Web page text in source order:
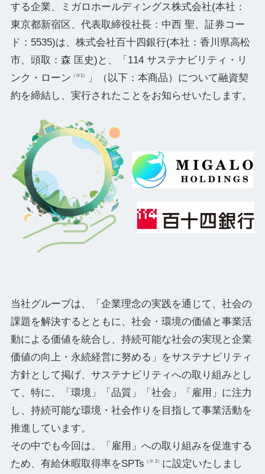
する企業、ミガロホールディングス株式会社(本社：
東京都新宿区、代表取締役社⻑：中⻄ 聖、証券コー
ド：5535)は、株式会社百十四銀行(本社：香川県高松
市、頭取：森 匡史)と、「114 サステナビリティ・リ
ンク・ローン （※1）
」（以下：本商品）について融資契
約を締結し、実行されたことをお知らせいたします。
当社グループは、「企業理念の実践を通じて、社会の
課題を解決するとともに、社会・環境の価値と事業活
動による価値を統合し、持続可能な社会の実現と企業
価値の向上・永続経営に努める」をサステナビリティ
方針として掲げ、サステナビリティへの取り組みとし
て、特に、「環境」「品質」「社会」「雇用」に注力
し、持続可能な環境・社会作りを目指して事業活動を
推進しています。
その中でも今回は、「雇用」への取り組みを促進する
ため、有給休暇取得率をSPTs （※ 2） に設定いたしまし